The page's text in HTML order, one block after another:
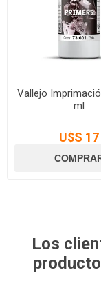
Vallejo
ml
U$S 17
Los